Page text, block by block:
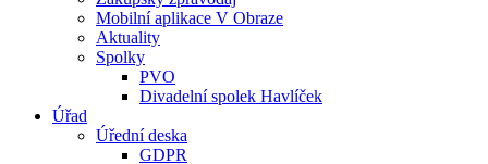
Mobilní aplikace V Obraze
Aktuality
Spolky
PVO
Divadelní spolek Havlíček
Úřad
Úřední deska
GDPR